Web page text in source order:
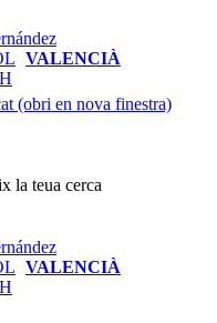
VALENCIÀ
(obri en nova finestra)
la teua cerca
VALENCIÀ